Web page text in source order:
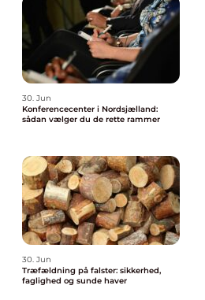
30. Jun
Konferencecenter i Nordsjælland:
sådan vælger du de rette rammer
30. Jun
Træfældning på falster: sikkerhed,
faglighed og sunde haver